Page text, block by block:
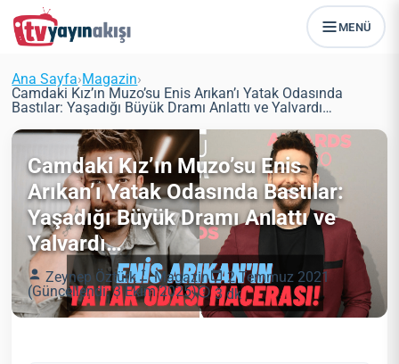
MENÜ
Ana Sayfa›Magazin›
Camdaki Kız’ın Muzo’su Enis Arıkan’ı Yatak Odasında
Bastılar: Yaşadığı Büyük Dramı Anlattı ve Yalvardı…
Camdaki Kız’ın Muzo’su Enis
Arıkan’ı Yatak Odasında Bastılar:
Yaşadığı Büyük Dramı Anlattı ve
Yalvardı…
Zeynep Öztürk Magazin
2 Temmuz 2021
(Güncellendi: 3 Ekim 2025)
3 dk